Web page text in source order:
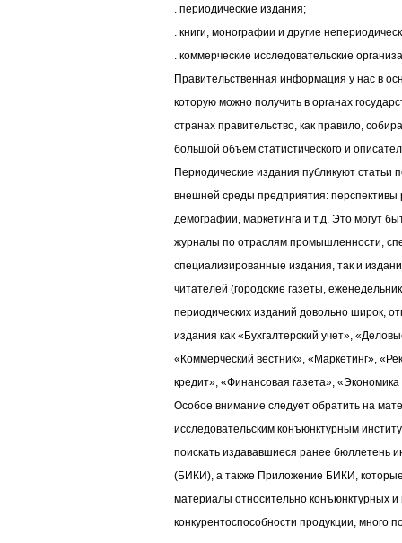
. периодические издания;
. книги, монографии и другие
. коммерческие исследовательские
Правительственная информация у нас в
которую можно получить в органах
странах правительство, как правило,
большой объем статистического и
Периодические издания публикуют статьи
внешней среды предприятия: перспективы
демографии, маркетинга и т.д. Это могут
журналы по отраслям промышленности,
специализированные издания, так и
читателей (городские газеты,
периодических изданий довольно широк,
издания как «Бухгалтерский учет»,
«Коммерческий вестник», «Маркетинг»,
кредит», «Финансовая газета»,
Особое внимание следует обратить на
исследовательским конъюнктурным
поискать издававшиеся ранее бюллетень
(БИКИ), а также Приложение БИКИ,
материалы относительно конъюнктурных и
конкурентоспособности продукции, много